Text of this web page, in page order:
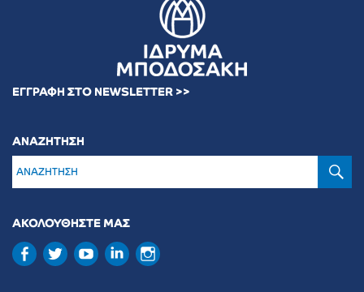
ΕΓΓΡΑΦΗ ΣΤΟ NEWSLETTER >>
ΑΝΑΖΗΤΗΣΗ
ΑΚΟΛΟΥΘΗΣΤΕ ΜΑΣ